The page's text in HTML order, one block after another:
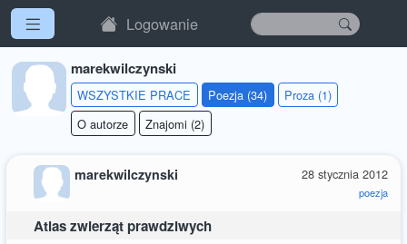
Logowanie
marekwilczynski
WSZYSTKIE PRACE Poezja (34)
Proza (1)
O autorze
Znajomi (2)
28 stycznia 2012
poezja
marekwilczynski
Atlas zwierząt prawdziwych